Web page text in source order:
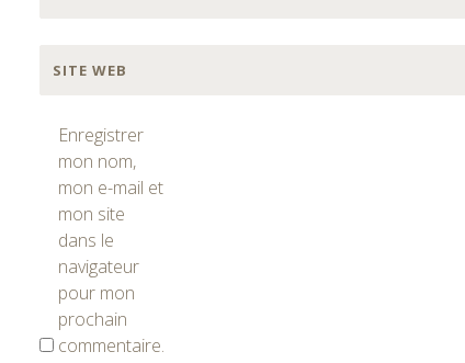
SITE WEB
Enregistrer
mon nom,
mon e-mail et
mon site
dans le
navigateur
pour mon
prochain
commentaire.